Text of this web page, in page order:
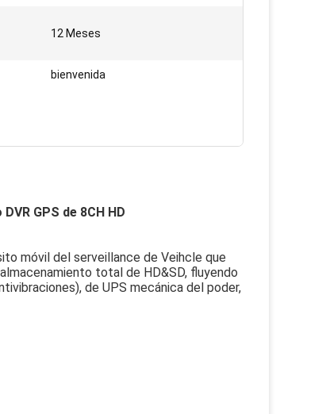
12 Meses
bienvenida
GPS de 8CH HD
móvil del serveillance de Veihcle que
total de HD&SD, fluyendo
de UPS mecánica del poder,